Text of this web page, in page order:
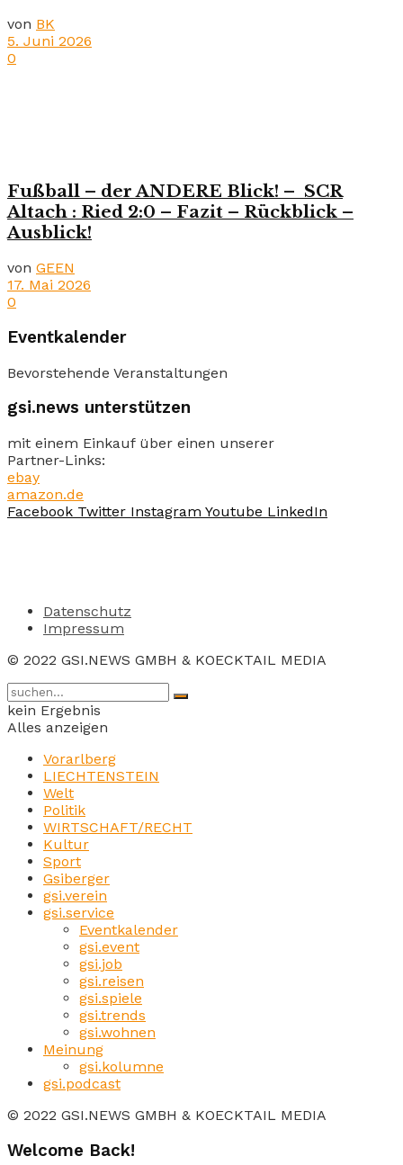
von BK
5. Juni 2026
0
Fußball – der ANDERE Blick! – SCR
Altach : Ried 2:0 – Fazit – Rückblick –
Ausblick!
von GEEN
17. Mai 2026
0
Eventkalender
Bevorstehende Veranstaltungen
gsi.news unterstützen
mit einem Einkauf über einen unserer
Partner-Links:
ebay
amazon.de
Facebook Twitter Instagram Youtube LinkedIn
Datenschutz
Impressum
© 2022 GSI.NEWS GMBH & KOECKTAIL MEDIA
kein Ergebnis
Alles anzeigen
Vorarlberg
LIECHTENSTEIN
Welt
Politik
WIRTSCHAFT/RECHT
Kultur
Sport
Gsiberger
gsi.verein
gsi.service
Eventkalender
gsi.event
gsi.job
gsi.reisen
gsi.spiele
gsi.trends
gsi.wohnen
Meinung
gsi.kolumne
gsi.podcast
© 2022 GSI.NEWS GMBH & KOECKTAIL MEDIA
Welcome Back!